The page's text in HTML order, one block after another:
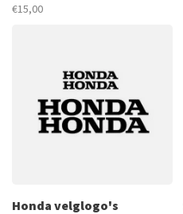
€15,00
Honda velglogo's